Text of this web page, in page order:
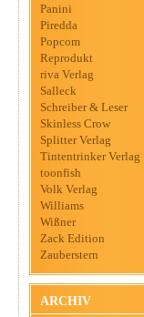
Panini
Piredda
Popcom
Reprodukt
riva Verlag
Salleck
Schreiber & Leser
Skinless Crow
Splitter Verlag
Tintentrinker Verlag
toonfish
Volk Verlag
Williams
Wißner
Zack Edition
Zauberstern
ARCHIV